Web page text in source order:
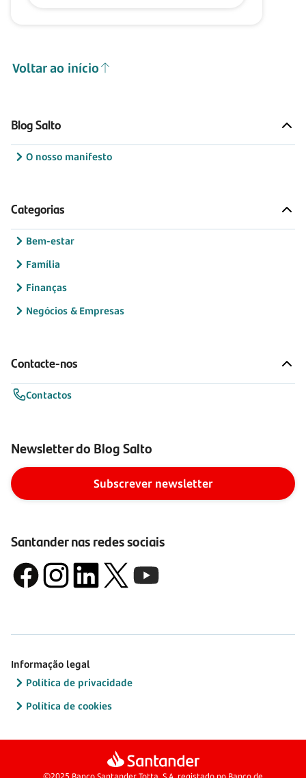
Voltar ao início
Blog Salto
O nosso manifesto
Categorias
Bem-estar
Família
Finanças
Negócios & Empresas
Contacte-nos
Contactos
Newsletter do Blog Salto
Subscrever newsletter
Santander nas redes sociais
Informação legal
Política de privacidade
Política de cookies